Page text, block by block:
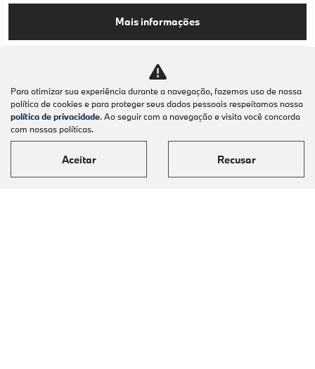
Mais informações
Para otimizar sua experiência durante a navegação, fazemos uso de nossa
política de cookies e para proteger seus dados pessoais respeitamos nossa
política de privacidade. Ao seguir com a navegação e visita você concorda
com nossas políticas.
Aceitar Recusar